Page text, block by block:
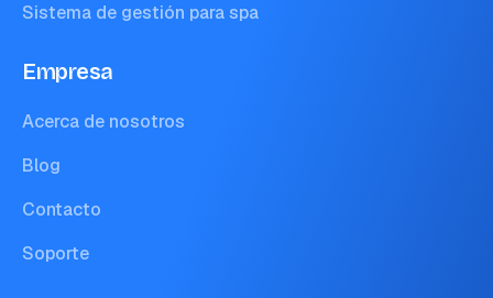
Sistema de gestión para spa
Empresa
Acerca de nosotros
Blog
Contacto
Soporte